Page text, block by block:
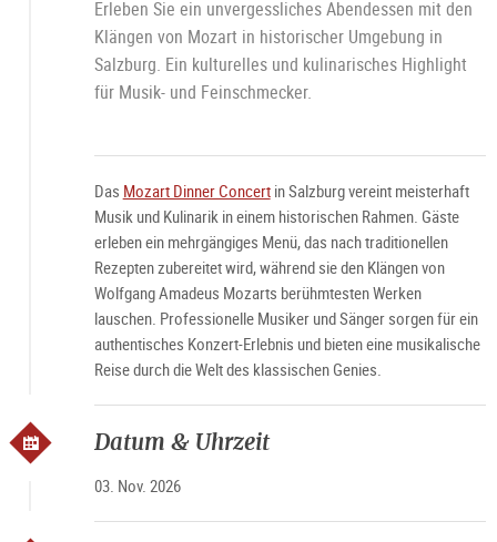
Erleben Sie ein unvergessliches Abendessen mit den
Klängen von Mozart in historischer Umgebung in
Salzburg. Ein kulturelles und kulinarisches Highlight
für Musik- und Feinschmecker.
Das Mozart Dinner Concertin Salzburg vereint meisterhaft
Musik und Kulinarik in einem historischen Rahmen. Gäste
erleben ein mehrgängiges Menü, das nach traditionellen
Rezepten zubereitet wird, während sie den Klängen von
Wolfgang Amadeus Mozarts berühmtesten Werken
lauschen. Professionelle Musiker und Sänger sorgen für ein
authentisches Konzert-Erlebnis und bieten eine musikalische
Reise durch die Welt des klassischen Genies.
Datum & Uhrzeit
03. Nov. 2026